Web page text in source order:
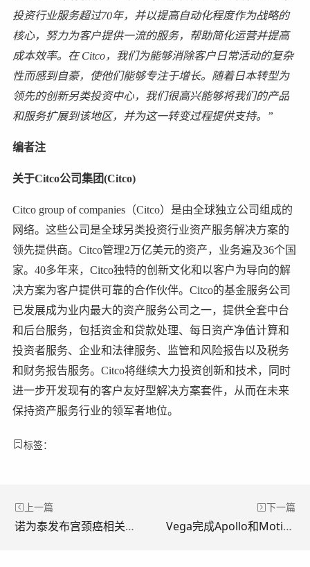
投资行业服务超过70年，并以提高自动化程度作为战略的
核心，努力为客户提供一流的服务，帮助简化运营并提高
成本效率。在 Citco，我们为能够消除客户日常活动的复杂
性而感到自豪，使他们能够专注于增长。随着日本转型为
领先的创新另类投资中心，我们很高兴能够将我们的产品
和服务扩展到该地区，并为这一转变过程提供支持。”
编者注
关于Citco公司集团(Citco)
Citco group of companies（Citco）是由全球独立公司组成的
网络。这些公司是全球另类投资行业资产服务解决方案的
领先提供商。Citco管理2万亿美元的资产，业务遍及36个国
家。40多年来，Citco独特的创新文化和以客户为导向的解
决方案为客户提供可靠的合作伙伴。Citco的基金服务公司
已发展成为业内最大的资产服务公司之一，提供全套中台
和后台服务，包括资金和贷款处理、每日资产净值计算和
投资者服务、企业和法律服务、监管和风险报告以及税务
和财务报告服务。Citco将继续大力投资创新和技术，同时
进一步开发现有的客户友好型解决方案套件，从而在未来
保持资产服务行业的领军者地位。
标签：
上一篇
诺为泰发布宫颈癌相关深度报告：应对全球健康挑战
下一篇
Vega完成Apollo和Motive领投的2000万美元A轮融资以扩展AltOS——这一新型“核心”平台服务于私募市场客户服务